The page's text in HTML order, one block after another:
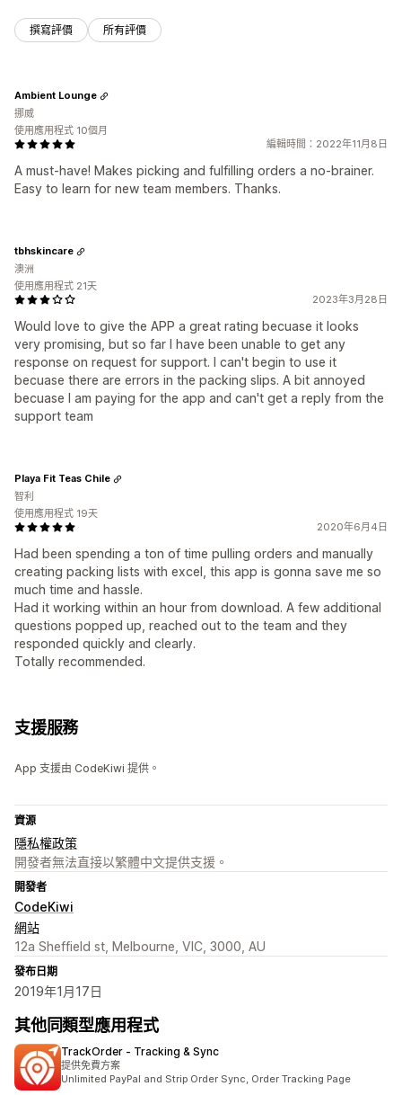
撰寫評價 所有評價
編輯時間：2022年11月8日
A must-have! Makes picking and fulfilling orders a no-brainer.
Easy to learn for new team members. Thanks.
Ambient Lounge
挪威
使用應用程式 10個月
2023年3月28日
Would love to give the APP a great rating becuase it looks
very promising, but so far I have been unable to get any
response on request for support. I can't begin to use it
becuase there are errors in the packing slips. A bit annoyed
becuase I am paying for the app and can't get a reply from the
support team
tbhskincare
澳洲
使用應用程式 21天
2020年6月4日
Had been spending a ton of time pulling orders and manually
creating packing lists with excel, this app is gonna save me so
much time and hassle.
Had it working within an hour from download. A few additional
questions popped up, reached out to the team and they
responded quickly and clearly.
Totally recommended.
Playa Fit Teas Chile
智利
使用應用程式 19天
支援服務
App 支援由 CodeKiwi 提供。
資源
隱私權政策
開發者無法直接以繁體中文提供支援。
開發者
CodeKiwi
網站
12a Sheffield st, Melbourne, VIC, 3000, AU
發布日期
2019年1月17日
其他同類型應用程式
TrackOrder ‑ Tracking & Sync
提供免費方案
Unlimited PayPal and Strip Order Sync, Order Tracking Page